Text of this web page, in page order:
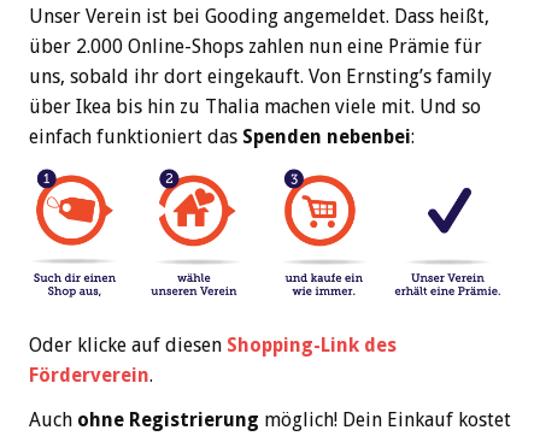
Unser Verein ist bei Gooding angemeldet. Dass heißt,
über 2.000 Online-Shops zahlen nun eine Prämie für
uns, sobald ihr dort eingekauft. Von Ernsting’s family
über Ikea bis hin zu Thalia machen viele mit. Und so
einfach funktioniert das Spenden nebenbei:
Oder klicke auf diesen Shopping-Link des
Förderverein.
Auch ohne Registrierung möglich! Dein Einkauf kostet